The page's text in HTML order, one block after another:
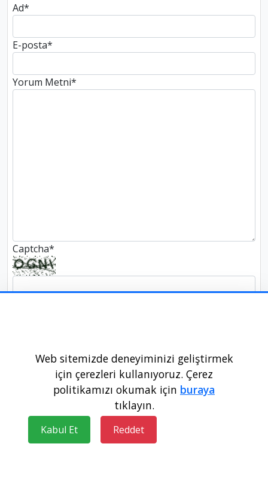
Ad*
E-posta*
Yorum Metni*
Captcha*
wikipuan.com © 2024
Web sitemizde deneyiminizi geliştirmek
için çerezleri kullanıyoruz. Çerez
politikamızı okumak için buraya
tıklayın.
Kabul Et Reddet